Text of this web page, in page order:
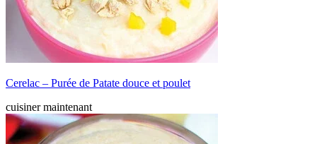
Cerelac – Purée de Patate douce et poulet
cuisiner maintenant